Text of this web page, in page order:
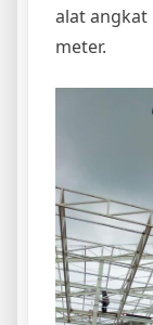
alat angkat
meter.